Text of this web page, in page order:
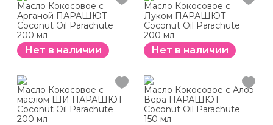
Масло Кокосовое с
Арганой ПАРАШЮТ
Coconut Oil Parachute
200 мл
Нет в наличии
Масло Кокосовое с
Луком ПАРАШЮТ
Coconut Oil Parachute
200 мл
Нет в наличии
Масло Кокосовое с
маслом ШИ ПАРАШЮТ
Coconut Oil Parachute
200 мл
Масло Кокосовое с Алоэ
Вера ПАРАШЮТ
Coconut Oil Parachute
150 мл